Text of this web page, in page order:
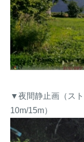
▼夜間静止画（ス
10m/15m）